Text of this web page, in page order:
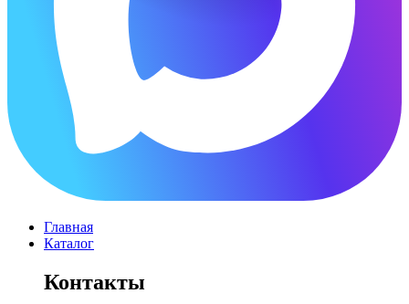
Главная
Каталог
Контакты